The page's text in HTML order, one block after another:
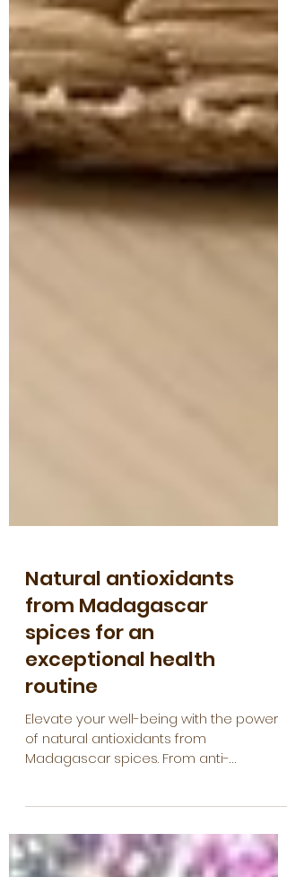
Natural antioxidants
from Madagascar
spices for an
exceptional health
routine
Elevate your well-being with the power
Madagascar spices. From anti-
Moringa, explore our curated selection
for a vibrant life.